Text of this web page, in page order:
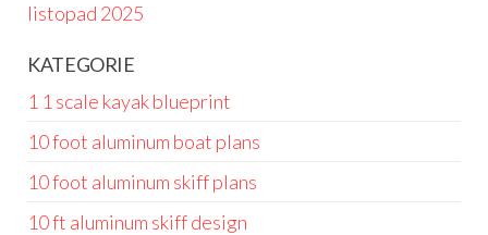
listopad 2025
KATEGORIE
1 1 scale kayak blueprint
10 foot aluminum boat plans
10 foot aluminum skiff plans
10 ft aluminum skiff design